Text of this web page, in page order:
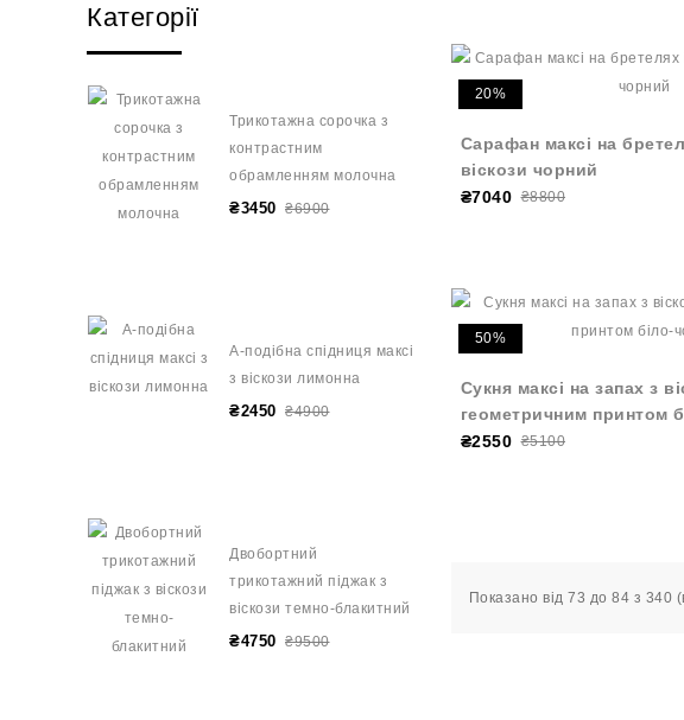
Категорії
Трикотажна сорочка з
контрастним
обрамленням молочна
₴3450 ₴6900
А-подібна спідниця максі
з віскози лимонна
₴2450 ₴4900
Двобортний
трикотажний піджак з
віскози темно-блакитний
₴4750 ₴9500
20%
Сарафан максі на
віскози чорний
₴7040 ₴8800
50%
Сукня максі на запах з
геометричним принтом
₴2550 ₴5100
Показано від 73 до 84 з 340